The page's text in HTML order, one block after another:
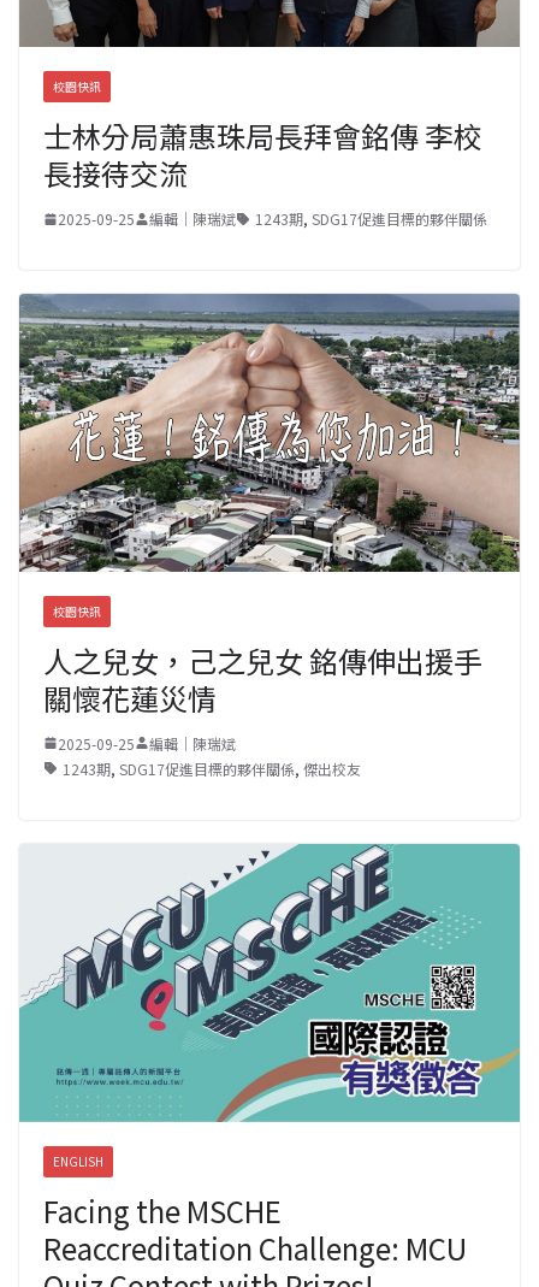
校園快訊
士林分局蕭惠珠局長拜會銘傳 李校
長接待交流
2025-09-25 編輯｜陳瑞斌 1243期, SDG17促進目標的夥伴關係
校園快訊
人之兒女，己之兒女 銘傳伸出援手
關懷花蓮災情
2025-09-25
編輯｜陳瑞斌
1243期, SDG17促進目標的夥伴關係, 傑出校友
ENGLISH
Facing the MSCHE
Reaccreditation Challenge: MCU